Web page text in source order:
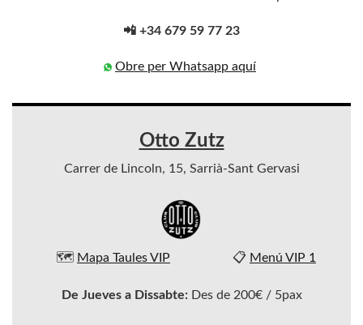
📲 +34 679 59 77 23
Obre per Whatsapp aquí
Otto Zutz
Carrer de Lincoln, 15, Sarrià-Sant Gervasi
🗺️ Mapa Taules VIP 📋 Menú VIP 1
De Jueves a Dissabte:Des de 200€ / 5pax